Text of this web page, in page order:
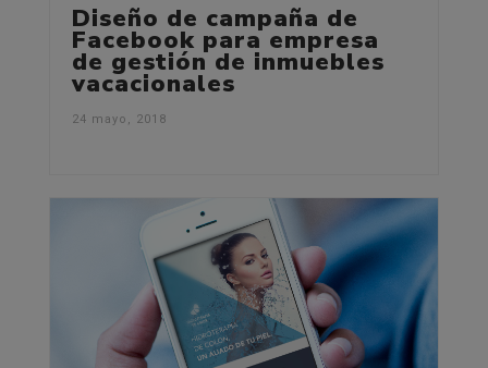
Diseño de campaña de
Facebook para empresa
de gestión de inmuebles
vacacionales
24 mayo, 2018